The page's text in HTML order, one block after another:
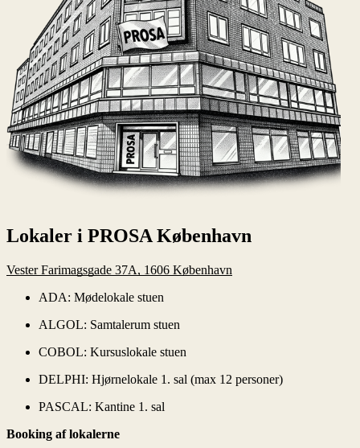
Lokaler i PROSA København
Vester Farimagsgade 37A, 1606 København
ADA: Mødelokale stuen
ALGOL: Samtalerum stuen
COBOL: Kursuslokale stuen
DELPHI: Hjørnelokale 1. sal (max 12 personer)
PASCAL: Kantine 1. sal
Booking af lokalerne